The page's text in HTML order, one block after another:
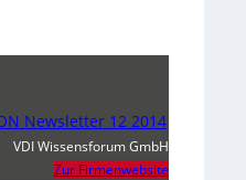
Newsletter 12 2014
VDI Wissensforum GmbH
Zur Firmenwebsite